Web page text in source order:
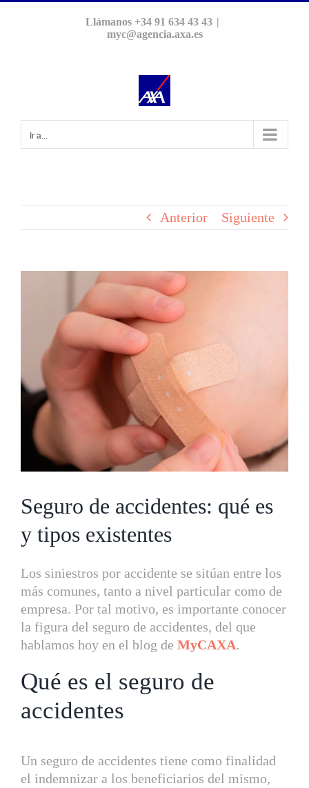
Llámanos +34 91 634 43 43 |
myc@agencia.axa.es
Ir a...
Anterior Siguiente
grande
Seguro de accidentes: qué es
y tipos existentes
Los siniestros por accidente se sitúan entre los
más comunes, tanto a nivel particular como de
empresa. Por tal motivo, es importante conocer
la figura del seguro de accidentes, del que
hablamos hoy en el blog de MyCAXA.
Qué es el seguro de
accidentes
Un seguro de accidentes tiene como finalidad
el indemnizar a los beneficiarios del mismo,